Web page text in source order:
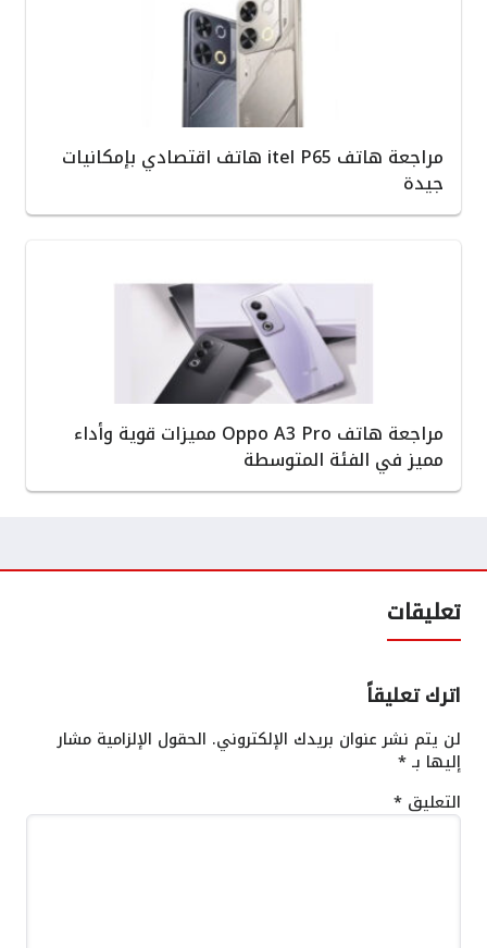
مراجعة هاتف itel P65 هاتف اقتصادي بإمكانيات
جيدة
مراجعة هاتف Oppo A3 Pro مميزات قوية وأداء
مميز في الفئة المتوسطة
تعليقات
اترك تعليقاً
لن يتم نشر عنوان بريدك الإلكتروني. الحقول الإلزامية مشار
إليها بـ*
التعليق *